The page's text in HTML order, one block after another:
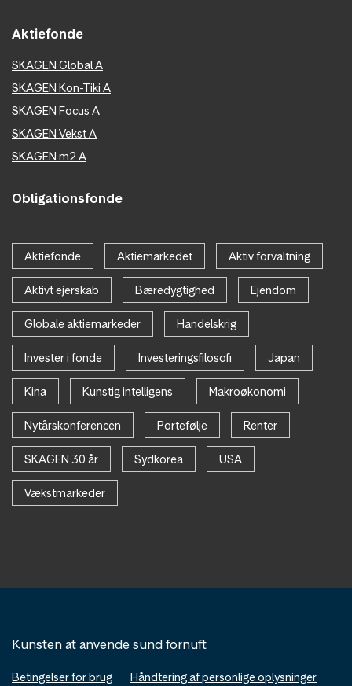
Aktiefonde
SKAGEN Global A
SKAGEN Kon-Tiki A
SKAGEN Focus A
SKAGEN Vekst A
SKAGEN m2 A
Obligationsfonde
Aktiefonde Aktiemarkedet Aktiv forvaltning
Aktivt ejerskab Bæredygtighed Ejendom
Globale aktiemarkeder Handelskrig
Invester i fonde Investeringsfilosofi Japan
Kina Kunstig intelligens Makroøkonomi
Nytårskonferencen Portefølje Renter
SKAGEN 30 år Sydkorea USA
Vækstmarkeder
Kunsten at anvende sund fornuft
Betingelser for brug
Håndtering af personlige oplysninger